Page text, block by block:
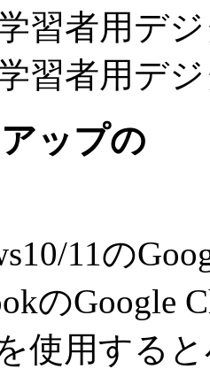
習者用デ
習者用デ
ップの
11の
のGoogle
使用する